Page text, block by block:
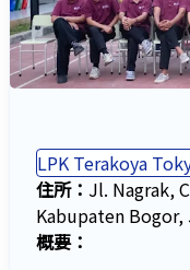
LPK Terakoya
住所： Jl. Nagrak,
Kabupaten Bogor,
概要：